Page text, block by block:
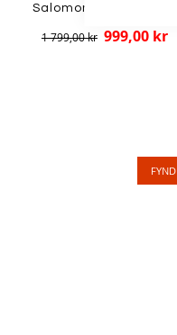
Salomon - RC8 Prolink
1 799,00 kr 999,00 kr
FYND